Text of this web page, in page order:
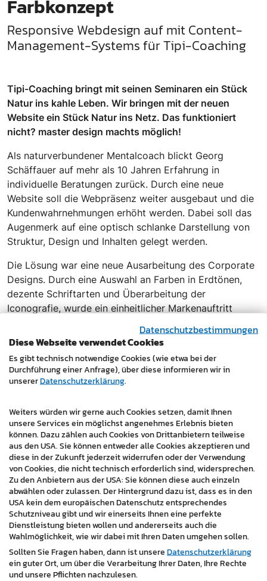
Farbkonzept
Responsive Webdesign auf mit Content-
Management-Systems für Tipi-Coaching
Tipi-Coaching bringt mit seinen Seminaren ein Stück
Natur ins kahle Leben. Wir bringen mit der neuen
Website ein Stück Natur ins Netz. Das funktioniert
nicht? master design machts möglich!
Als naturverbundener Mentalcoach blickt Georg
Schäffauer auf mehr als 10 Jahren Erfahrung in
individuelle Beratungen zurück. Durch eine neue
Website soll die Webpräsenz weiter ausgebaut und die
Kundenwahrnehmungen erhöht werden. Dabei soll das
Augenmerk auf eine optisch schlanke Darstellung von
Struktur, Design und Inhalten gelegt werden.
Die Lösung war eine neue Ausarbeitung des Corporate
Designs. Durch eine Auswahl an Farben in Erdtönen,
dezente Schriftarten und Überarbeitung der
Iconografie, wurde ein einheitlicher Markenauftritt
die Geschichte, Werte und Mission von unserem Kunden
www.tipi-coaching.at
Datenschutzbestimmungen
Diese Webseite verwendet Cookies
Es gibt technisch notwendige Cookies (wie etwa bei der
Durchführung einer Anfrage), über diese informieren wir in
unsererDatenschutzerklärung.
Weiters würden wir gerne auch Cookies setzen, damit Ihnen
unsere Services ein möglichst angenehmes Erlebnis bieten
können. Dazu zählen auch Cookies von Drittanbietern teilweise
aus den USA. Sie können entweder alle Cookies akzeptieren und
diese in der Zukunft jederzeit widerrufen oder der Verwendung
von Cookies, die nicht technisch erforderlich sind, widersprechen.
Zu den Anbietern aus der USA: Sie können diese auch einzeln
abwählen oder zulassen. Der Hintergrund dazu ist, dass es in den
USA kein dem europäischen Datenschutz entsprechendes
Schutzniveau gibt und wir einerseits Ihnen eine perfekte
Dienstleistung bieten wollen und andererseits auch die
Wahlmöglichkeit, wie wir dabei mit Ihren Daten umgehen sollen.
Sollten Sie Fragen haben, dann ist unsereDatenschutzerklärung
ein guter Ort, um über die Verarbeitung Ihrer Daten, Ihre Rechte
und unsere Pflichten nachzulesen.